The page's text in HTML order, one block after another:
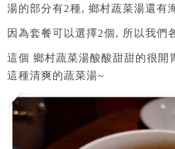
湯的部分有2種, 鄉村蔬菜湯還有
因為套餐可以選擇2個, 所以我們
這個 鄉村蔬菜湯酸酸甜甜的很開
這種清爽的蔬菜湯~